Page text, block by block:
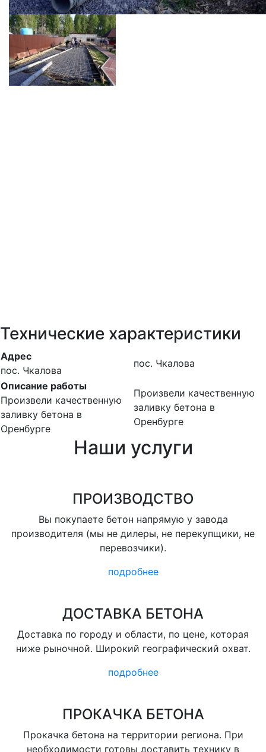
Технические характеристики
Адрес
пос. Чкалова
пос. Чкалова
Описание работы
Произвели качественную
заливку бетона в
Оренбурге
Произвели качественную
заливку бетона в
Оренбурге
Наши услуги
ПРОИЗВОДСТВО
Вы покупаете бетон напрямую у завода
производителя (мы не дилеры, не перекупщики, не
перевозчики).
подробнее
ДОСТАВКА БЕТОНА
Доставка по городу и области, по цене, которая
ниже рыночной. Широкий географический охват.
подробнее
ПРОКАЧКА БЕТОНА
Прокачка бетона на территории региона. При
необходимости готовы доставить технику в